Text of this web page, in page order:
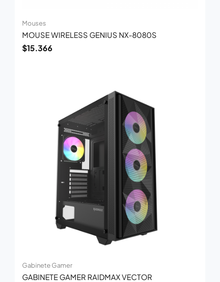
Mouses
MOUSE WIRELESS GENIUS NX-8080S
$15.366
Gabinete Gamer
GABINETE GAMER RAIDMAX VECTOR